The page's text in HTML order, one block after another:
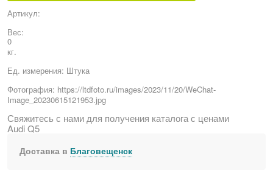
Артикул:
Вес:
0
кг.
Ед. измерения: Штука
Фотография: https://ltdfoto.ru/images/2023/11/20/WeChat-
Image_20230615121953.jpg
Свяжитесь с нами для получения каталога с ценами
Audi Q5
Доставка в Благовещенск